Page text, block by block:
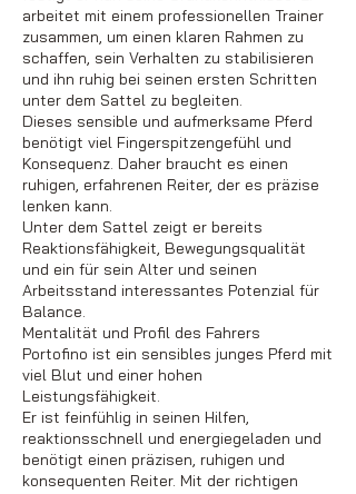
arbeitet mit einem professionellen Trainer
zusammen, um einen klaren Rahmen zu
schaffen, sein Verhalten zu stabilisieren
und ihn ruhig bei seinen ersten Schritten
unter dem Sattel zu begleiten.
Dieses sensible und aufmerksame Pferd
benötigt viel Fingerspitzengefühl und
Konsequenz. Daher braucht es einen
ruhigen, erfahrenen Reiter, der es präzise
lenken kann.
Unter dem Sattel zeigt er bereits
Reaktionsfähigkeit, Bewegungsqualität
und ein für sein Alter und seinen
Arbeitsstand interessantes Potenzial für
Balance.
Mentalität und Profil des Fahrers
Portofino ist ein sensibles junges Pferd mit
viel Blut und einer hohen
Leistungsfähigkeit.
Er ist feinfühlig in seinen Hilfen,
reaktionsschnell und energiegeladen und
benötigt einen präzisen, ruhigen und
konsequenten Reiter. Mit der richtigen